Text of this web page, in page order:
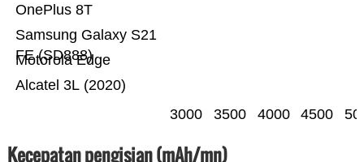
Alcatel 3L (2020)
Motorola Edge
Samsung Galaxy S21
FE (SD888)
OnePlus 8T
3000 3500 4000 4500
Kecepatan pengisian (mAh/mn)